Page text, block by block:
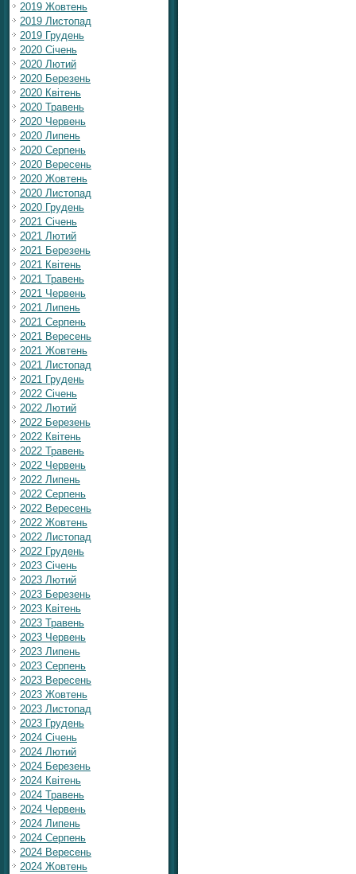
2019 Жовтень
2019 Листопад
2019 Грудень
2020 Січень
2020 Лютий
2020 Березень
2020 Квітень
2020 Травень
2020 Червень
2020 Липень
2020 Серпень
2020 Вересень
2020 Жовтень
2020 Листопад
2020 Грудень
2021 Січень
2021 Лютий
2021 Березень
2021 Квітень
2021 Травень
2021 Червень
2021 Липень
2021 Серпень
2021 Вересень
2021 Жовтень
2021 Листопад
2021 Грудень
2022 Січень
2022 Лютий
2022 Березень
2022 Квітень
2022 Травень
2022 Червень
2022 Липень
2022 Серпень
2022 Вересень
2022 Жовтень
2022 Листопад
2022 Грудень
2023 Січень
2023 Лютий
2023 Березень
2023 Квітень
2023 Травень
2023 Червень
2023 Липень
2023 Серпень
2023 Вересень
2023 Жовтень
2023 Листопад
2023 Грудень
2024 Січень
2024 Лютий
2024 Березень
2024 Квітень
2024 Травень
2024 Червень
2024 Липень
2024 Серпень
2024 Вересень
2024 Жовтень